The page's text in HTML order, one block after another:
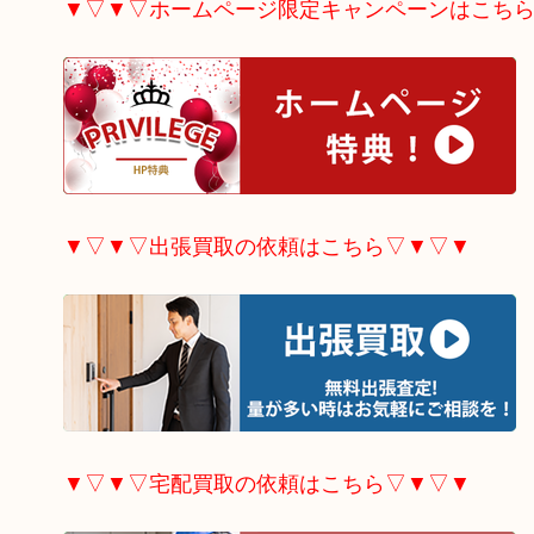
▼▽▼▽ホームページ限定キャンペーンはこ
▼▽▼▽出張買取の依頼はこちら▽▼▽▼
▼▽▼▽宅配買取の依頼はこちら▽▼▽▼